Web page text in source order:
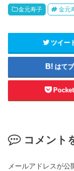
金元寿子 金元
ツイー
はてブ
Pocket
コメント
メールアドレスが公